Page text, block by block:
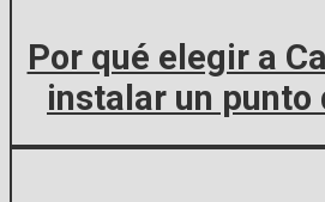
Por qué elegir a
instalar un punto